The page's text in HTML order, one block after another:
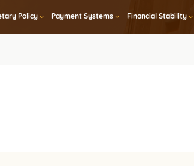
Policy Payment Systems Financial Stability